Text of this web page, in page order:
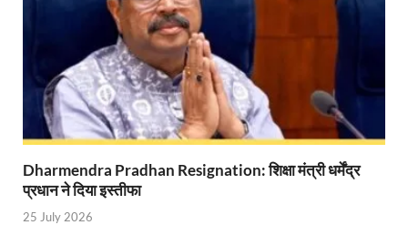
Railway Appointment Update: राजेश कुमार पांडे ने
Shri Krishna Jaman bhumi: श्रीकृष्ण जन्मभूमि के
आईएसबीटी-मसूरी डायवर्जन कॉरिडोर का स्थलीय निरीक्षण
India AI Impact Summit 2026: एमआईबी का पवेलियन
सीएम धामी हरिद्वार में एक्शन मोड में – चौपाल में सुनी
Dharmendra Pradhan Resignation: शिक्षा मंत्री धर्मेंद्र
प्रधान ने दिया इस्तीफा
25 July 2026